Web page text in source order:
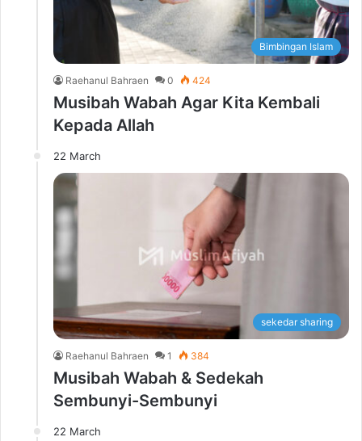
Bimbingan Islam
Raehanul Bahraen 0 424
Musibah Wabah Agar Kita Kembali
Kepada Allah
22 March
sekedar sharing
Raehanul Bahraen 1 384
Musibah Wabah & Sedekah
Sembunyi-Sembunyi
22 March